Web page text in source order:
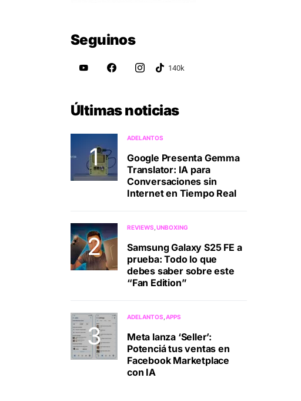
Seguinos
Últimas noticias
ADELANTOS
Google Presenta Gemma
Translator: IA para
Conversaciones sin
Internet en Tiempo Real
REVIEWS UNBOXING
Samsung Galaxy S25 FE a
prueba: Todo lo que
debes saber sobre este
“Fan Edition”
ADELANTOS APPS
Meta lanza ‘Seller’:
Potenciá tus ventas en
Facebook Marketplace
con IA